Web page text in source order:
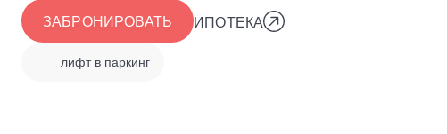
ЗАБРОНИРОВАТЬ ИПОТЕКА
лифт в паркинг